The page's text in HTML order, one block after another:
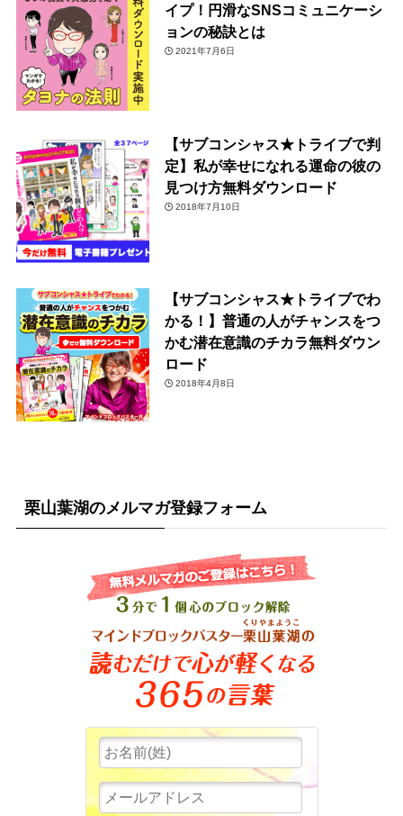
イプ！円滑なSNSコミュニケーシ
ョンの秘訣とは
2021年7月6日
【サブコンシャス★トライブで判
定】私が幸せになれる運命の彼の
見つけ方無料ダウンロード
2018年7月10日
【サブコンシャス★トライブでわ
かる！】普通の人がチャンスをつ
かむ潜在意識のチカラ無料ダウン
ロード
2018年4月8日
栗山葉湖のメルマガ登録フォーム